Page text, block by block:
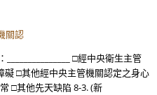
關認
□經中央衛生主管
□其他經中央主管機關認定之身心
□其他先天缺陷 8-3. (新